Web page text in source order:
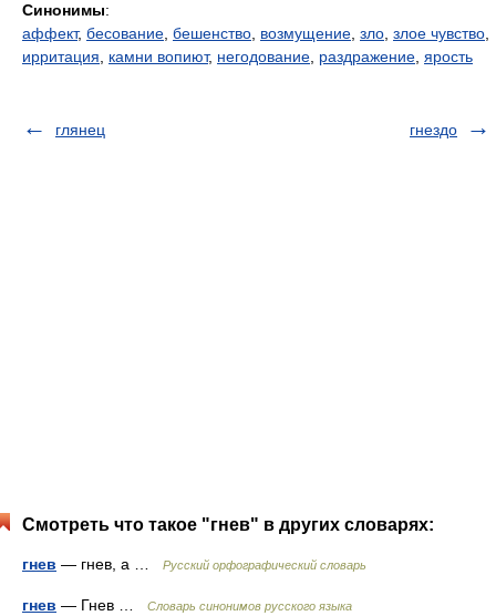
Синонимы:
аффект, бесование бешенство возмущение зло злое чувство
ирритация
камни вопиют, негодование раздражение ярость
глянец гнездо
Смотреть что такое "гнев" в других словарях:
гнев — гнев, а … Русский орфографический словарь
гнев — Гнев … Словарь синонимов русского языка